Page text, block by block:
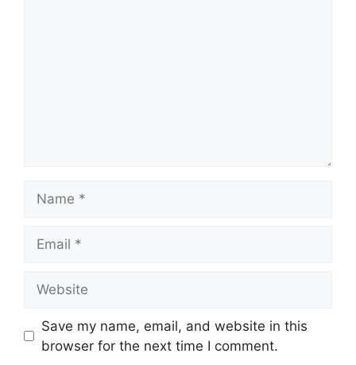
Save my name, email, and website in this
browser for the next time I comment.